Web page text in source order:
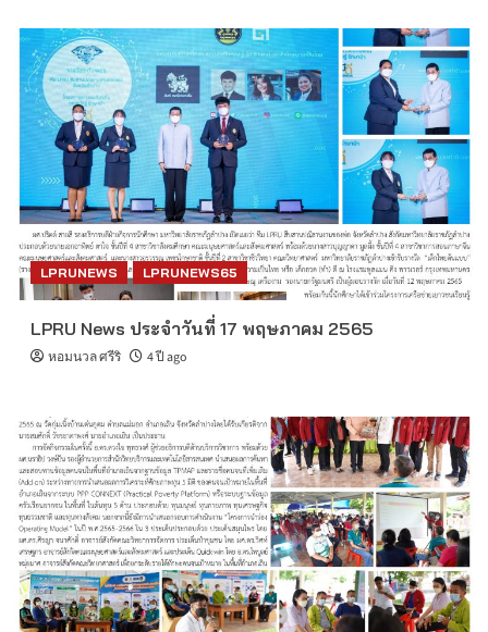
LPRUNEWS LPRUNEWS65
LPRU News ประจำวันที่ 17 พฤษภาคม 2565
หอมนวล ศรีริ 4 ปี ago